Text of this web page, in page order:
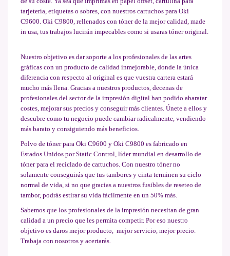
tarjetería, etiquetas o sobres, con nuestros cartuchos para Oki
C9600. Oki C9800, rellenados con tóner de la mejor calidad, made
in usa, tus trabajos lucirán impecables como si usaras tóner original.
Nuestro objetivo es dar soporte a los profesionales de las artes
gráficas con un producto de calidad inmejorable, donde la única
diferencia con respecto al original es que vuestra cartera estará
mucho más llena. Gracias a nuestros productos, decenas de
profesionales del sector de la impresión digital han podido abaratar
costes, mejorar sus precios y conseguir más clientes. Únete a ellos y
descubre como tu negocio puede cambiar radicalmente, vendiendo
más barato y consiguiendo más beneficios.
Polvo de tóner para Oki C9600 y Oki C9800 es fabricado en
Estados Unidos por Static Control, líder mundial en desarrollo de
tóner para el reciclado de cartuchos. Con nuestro tóner no
solamente conseguirás que tus tambores y cinta terminen su ciclo
normal de vida, si no que gracias a nuestros fusibles de reseteo de
tambor, podrás estirar su vida fácilmente en un 50% más.
Sabemos que los profesionales de la impresión necesitan de gran
calidad a un precio que les permita competir. Por eso nuestro
objetivo es daros mejor producto, mejor servicio, mejor precio.
Trabaja con nosotros y acertarás.